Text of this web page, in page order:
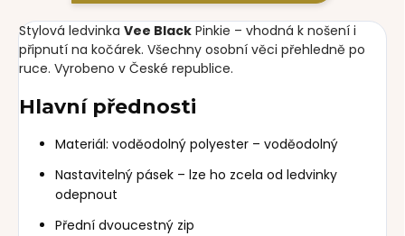
Stylová ledvinka Vee Black Pinkie – vhodná k nošení i
připnutí na kočárek. Všechny osobní věci přehledně po
ruce. Vyrobeno v České republice.
Hlavní přednosti
Materiál: voděodolný polyester – voděodolný
Nastavitelný pásek – lze ho zcela od ledvinky
odepnout
Přední dvoucestný zip